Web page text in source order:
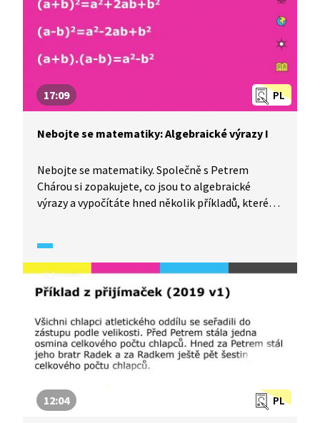
PL
17:09
Nebojte se matematiky: Algebraické výrazy I
Nebojte se matematiky. Společně s Petrem
Chárou si zopakujete, co jsou to algebraické
výrazy a vypočítáte hned několik příkladů, které
školu.
PL
12:04